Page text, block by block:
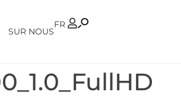
SUR NOUS
FR
PT